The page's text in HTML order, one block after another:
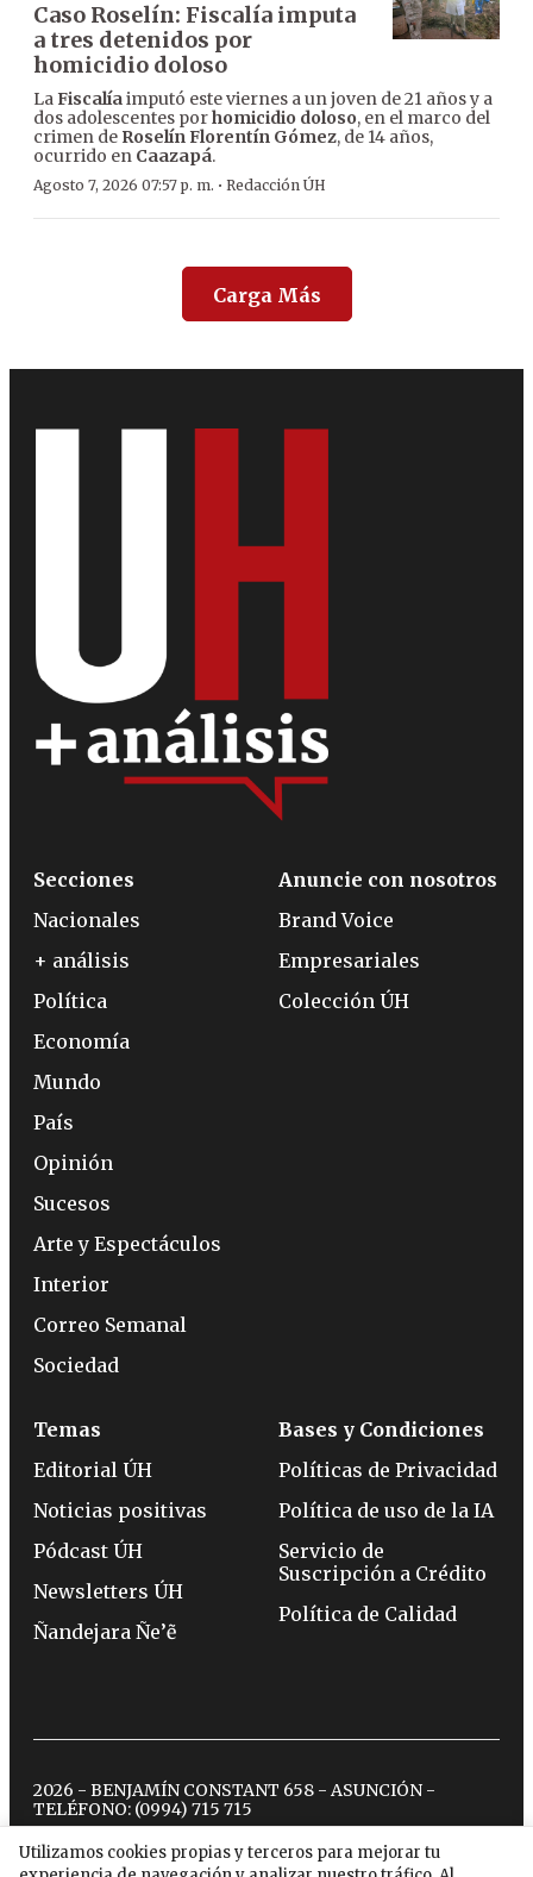
Caso Roselín: Fiscalía imputa
a tres detenidos por
homicidio doloso
LaFiscalíaimputó este viernes a un joven de 21 años y a
dos adolescentes porhomicidio doloso, en el marco del
crimen de Roselín Florentín Gómez, de 14 años,
ocurrido en Caazapá.
Agosto 7, 2026 07:57 p. m. · Redacción ÚH
Carga Más
Utilizamos cookies propias y terceros para mejorar tu
Secciones
Nacionales
+ análisis
Política
Economía
Mundo
País
Opinión
Sucesos
Arte y Espectáculos
Interior
Correo Semanal
Sociedad
Anuncie con nosotros
Brand Voice
Empresariales
Colección ÚH
Temas
Editorial ÚH
Noticias positivas
Pódcast ÚH
Newsletters ÚH
Ñandejara Ñe’ẽ
Bases y Condiciones
Políticas de Privacidad
Política de uso de la IA
Servicio de
Suscripción a Crédito
Política de Calidad
2026 - BENJAMÍN CONSTANT 658 - ASUNCIÓN -
TELÉFONO: (0994) 715 715